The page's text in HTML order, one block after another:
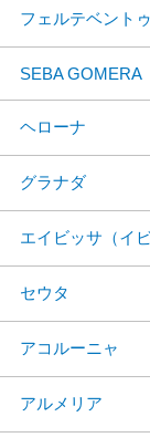
フェルテベント
SEBA GOMERA
ヘローナ
グラナダ
エイビッサ（イビ
セウタ
アコルーニャ
アルメリア